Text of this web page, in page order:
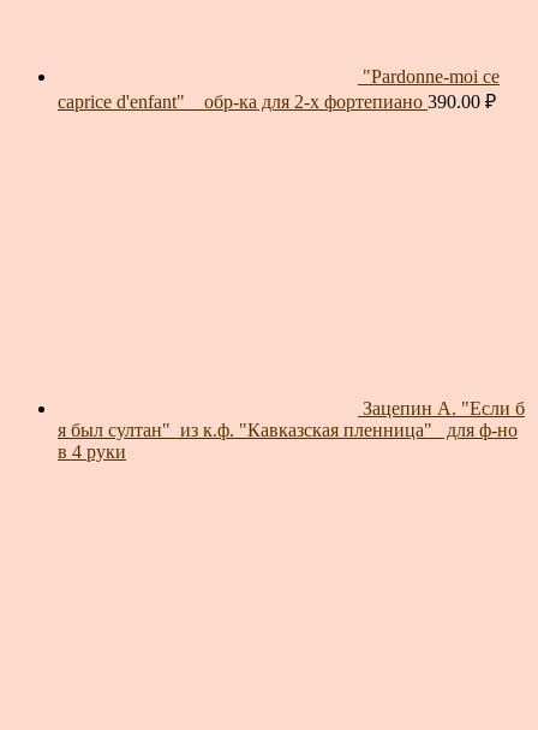
"Pardonne-moi ce
caprice d'enfant" _ обр-ка для 2-х фортепиано 390.00 ₽
Зацепин А. "Если б
я был султан"_из к.ф. "Кавказская пленница"_ для ф-но
в 4 руки